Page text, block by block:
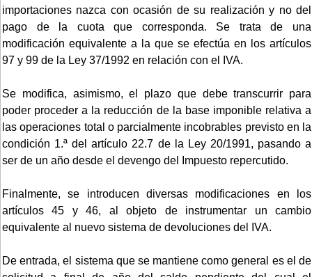
importaciones nazca con ocasión de su realización y no del
pago de la cuota que corresponda. Se trata de una
modificación equivalente a la que se efectúa en los artículos
97 y 99 de la Ley 37/1992 en relación con el IVA.
Se modifica, asimismo, el plazo que debe transcurrir para
poder proceder a la reducción de la base imponible relativa a
las operaciones total o parcialmente incobrables previsto en la
condición 1.ª del artículo 22.7 de la Ley 20/1991, pasando a
ser de un año desde el devengo del Impuesto repercutido.
Finalmente, se introducen diversas modificaciones en los
artículos 45 y 46, al objeto de instrumentar un cambio
equivalente al nuevo sistema de devoluciones del IVA.
De entrada, el sistema que se mantiene como general es el de